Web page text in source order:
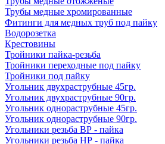
Трубы медные хромированные
Фитинги для медных труб под пайку
Водорозетка
Крестовины
Тройники пайка-резьба
Тройники переходные под пайку
Тройники под пайку
Угольник двухраструбные 45гр.
Угольник двухраструбные 90гр.
Угольник однораструбные 45гр.
Угольник однораструбные 90гр.
Угольники резьба ВР - пайка
Угольники резьба НР - пайка